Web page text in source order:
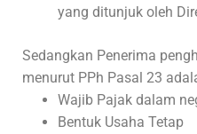
yang ditunjuk oleh
Sedangkan Penerima
menurut PPh Pasal 23
Wajib Pajak dalam
Bentuk Usaha Tetap